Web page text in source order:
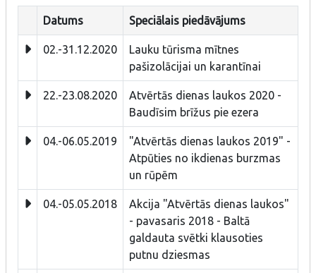
Datums Speciālais piedāvājums
02.-31.12.2020
Lauku tūrisma mītnes
pašizolācijai un karantīnai
22.-23.08.2020
Atvērtās dienas laukos 2020 -
Baudīsim brīžus pie ezera
04.-06.05.2019
"Atvērtās dienas laukos 2019" -
Atpūties no ikdienas burzmas
un rūpēm
04.-05.05.2018
Akcija "Atvērtās dienas laukos"
- pavasaris 2018 - Baltā
galdauta svētki klausoties
putnu dziesmas